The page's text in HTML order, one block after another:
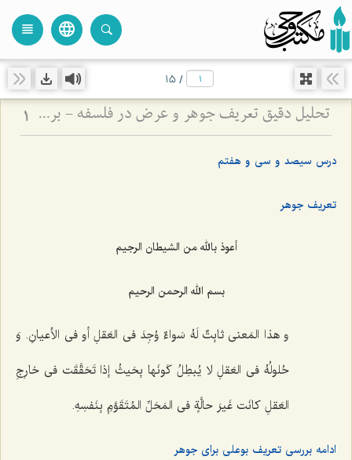
language
view_headline
/
15
تحلیل دقیق تعریف جوهر و عرض در فلسفه - بررسی نسبت وجود ذهنی با ماهیت جوهری و عرضی 1
درس سیصد و سی‌ و هفتم
تعریف جوهر
أعوذ بالله من الشیطان الرجیم
بسم الله الرحمن الرحیم‌
و هذا المَعنى ثابِتٌ لَهُ سَواءٌ وُجِدَ فی العَقلِ أو فی الأعیانِ. وَ
حُلولُهُ فی العَقلِ لا یُبطِلُ کَونَها بِحَیثُ إذا تَحَقَّقَت فی خارِجِ
العَقلِ کانَت غَیرَ حالَّةٍ فی المَحَلِّ المُتَقَوَّمِ بِنَفسِهِ.
ادامه بررسی تعریف بوعلی برای جوهر